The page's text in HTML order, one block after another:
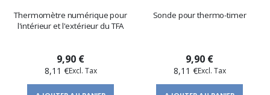
Thermomètre numérique pour
l'intérieur et l'extérieur du TFA
9,90 €
8,11 €
Sonde pour thermo-timer
9,90 €
8,11 €